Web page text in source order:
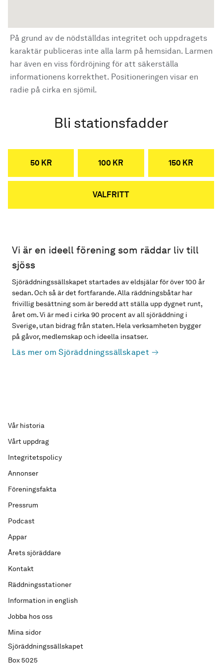
På grund av de nödställdas integritet och uppdragets
karaktär publiceras inte alla larm på hemsidan. Larmen
har även en viss fördröjning för att säkerställa
informationens korrekthet. Positioneringen visar en
radie på cirka en sjömil.
Bli stationsfadder
50 KR 100 KR 150 KR
VALFRITT
Vi är en ideell förening som räddar liv till
sjöss
Sjöräddningssällskapet startades av eldsjälar för över 100 år
sedan. Och så är det fortfarande. Alla räddningsbåtar har
frivillig besättning som är beredd att ställa upp dygnet runt,
året om. Vi är med i cirka 90 procent av all sjöräddning i
Sverige, utan bidrag från staten. Hela verksamheten bygger
på gåvor, medlemskap och ideella insatser.
Läs mer om Sjöräddningssällskapet
Sjöräddningssällskapet
Box 5025
Vår historia
Vårt uppdrag
Integritetspolicy
Annonser
Föreningsfakta
Pressrum
Podcast
Appar
Årets sjöräddare
Kontakt
Räddningsstationer
Information in english
Jobba hos oss
Mina sidor